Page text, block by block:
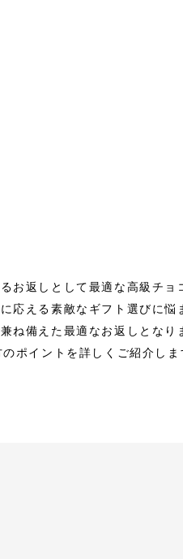
返しとして最適な高級チョ
える素敵なギフト選びに悩
ね備えた最適なお返しとなり
のポイントを詳しくご紹介し